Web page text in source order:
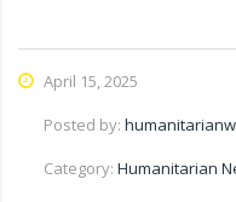
April 15, 2025
Posted by:
Category: Humanitarian